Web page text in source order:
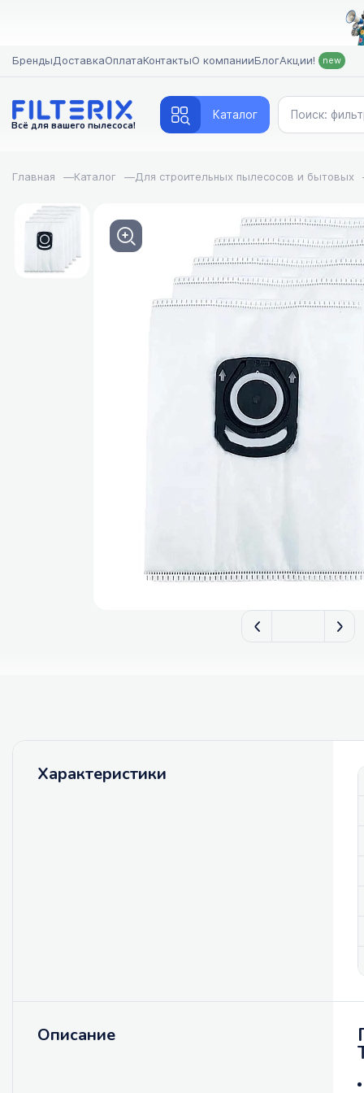
БрендыДоставкаОплатаКонтактыО компанииБлогАкции! new
Всё для вашего пылесоса!
Каталог
Главная —Каталог —Для строительных пылесосов и бытовых
FILTERIX — Запчасти, аксессуары и
Характеристики
Описание